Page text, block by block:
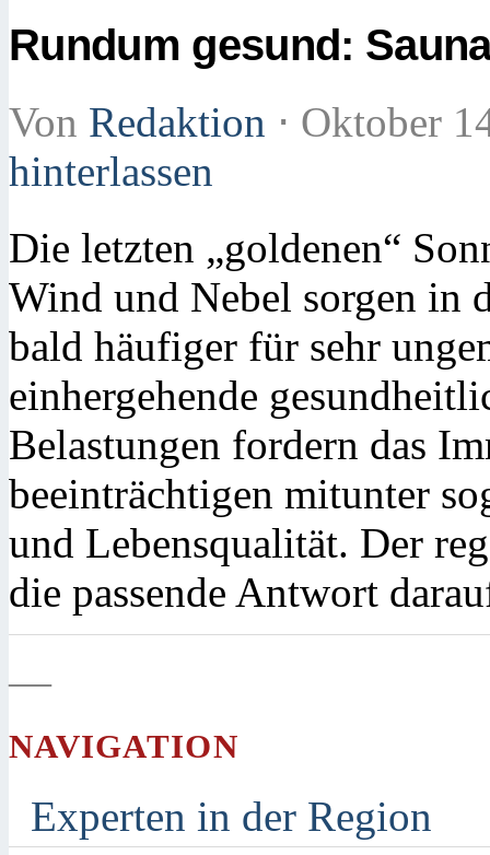
Rundum gesund:
Von Redaktion ⋅ Oktober
hinterlassen
Die letzten „goldenen“
Wind und Nebel sorgen in
bald häufiger für sehr
einhergehende
Belastungen fordern das
beeinträchtigen mitunter
und Lebensqualität. Der
die passende Antwort
—
NAVIGATION
Experten in der Region